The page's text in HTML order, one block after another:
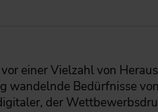
einer Vielzahl von
Bedürfnisse
der